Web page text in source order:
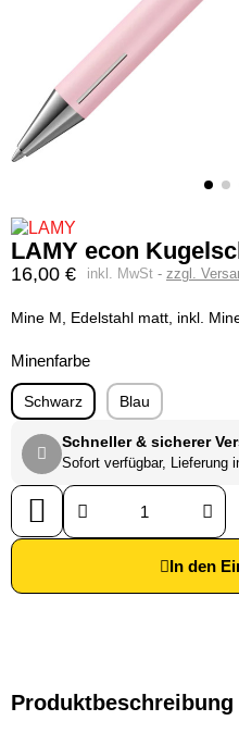
LAMY econ
16,00 € inkl. MwSt zzgl.
Mine M, Edelstahl matt, inkl.
Minenfarbe
Schwarz Blau
Schneller & sicherer
Sofort verfügbar, Lieferung
In den
Produktbeschreibung